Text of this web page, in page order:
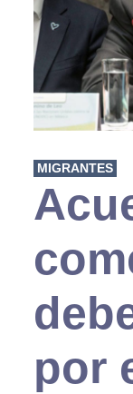
MIGRANTES
por